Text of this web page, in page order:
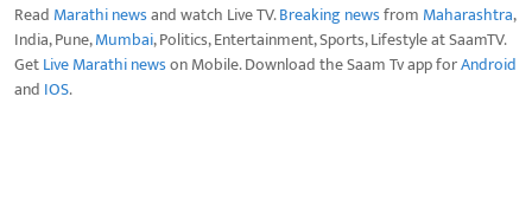
Read Marathi newsand watch Live TV.Breaking newsfrom Maharashtra,
India, Pune,Mumbai, Politics, Entertainment, Sports, Lifestyle at SaamTV.
GetLive Marathi newson Mobile. Download the Saam Tv app forAndroid
and IOS.